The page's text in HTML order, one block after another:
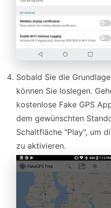
Sobald Sie die
können Sie loslegen.
kostenlose Fake GPS
dem gewünschten
Schaltfläche "Play", um
zu aktivieren.